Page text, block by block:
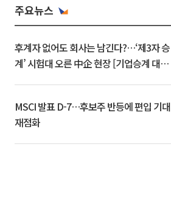
주요뉴스
후계자 없어도 회사는 남긴다?…‘제3자 승
계’ 시험대 오른 中企 현장 [기업승계 대전
MSCI 발표 D-7…후보주 반등에 편입 기대
재점화